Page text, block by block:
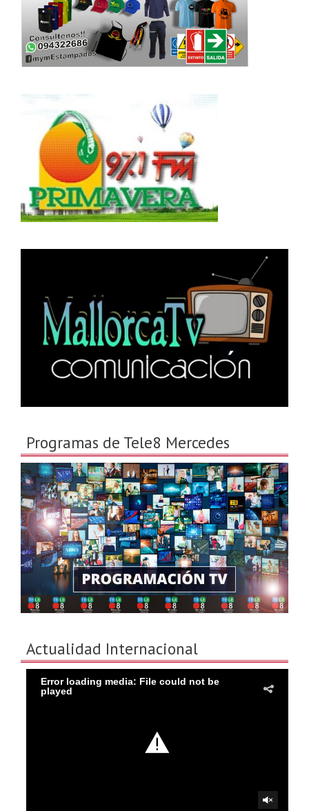
Programas de Tele8 Mercedes
Actualidad Internacional